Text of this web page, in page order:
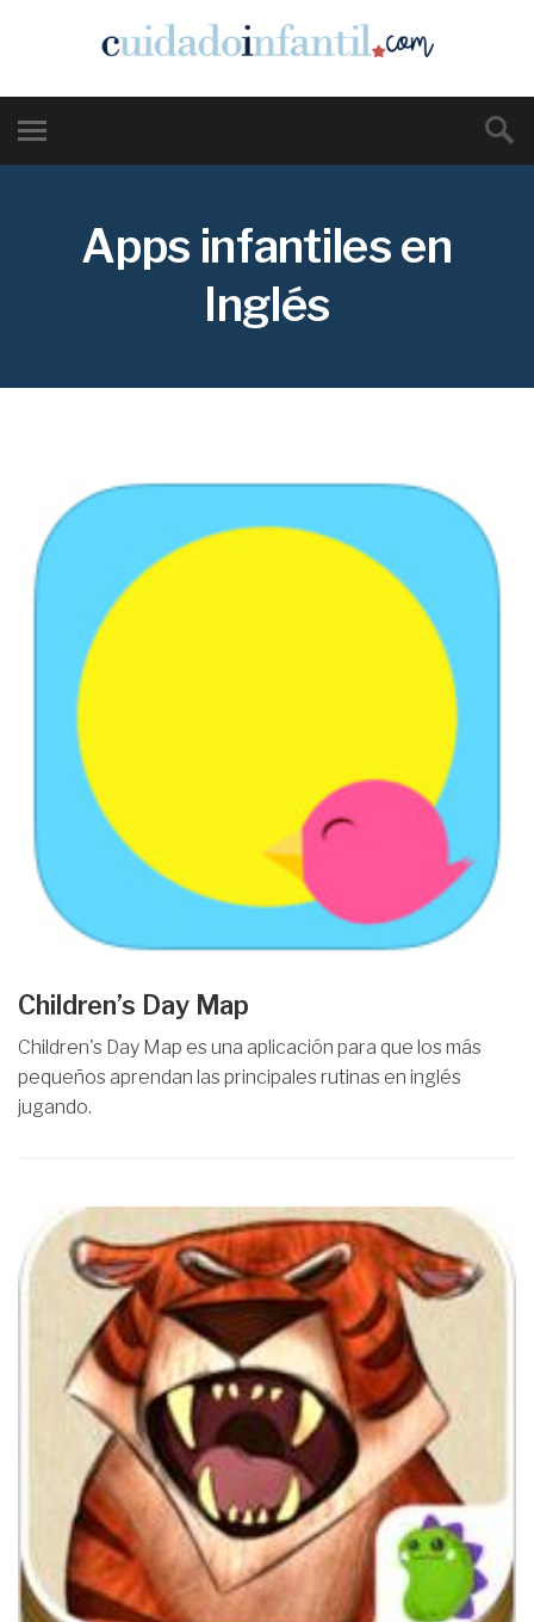
Apps infantiles en
Inglés
Children’s Day Map
Children's Day Map es una aplicación para que los más
pequeños aprendan las principales rutinas en inglés
jugando.